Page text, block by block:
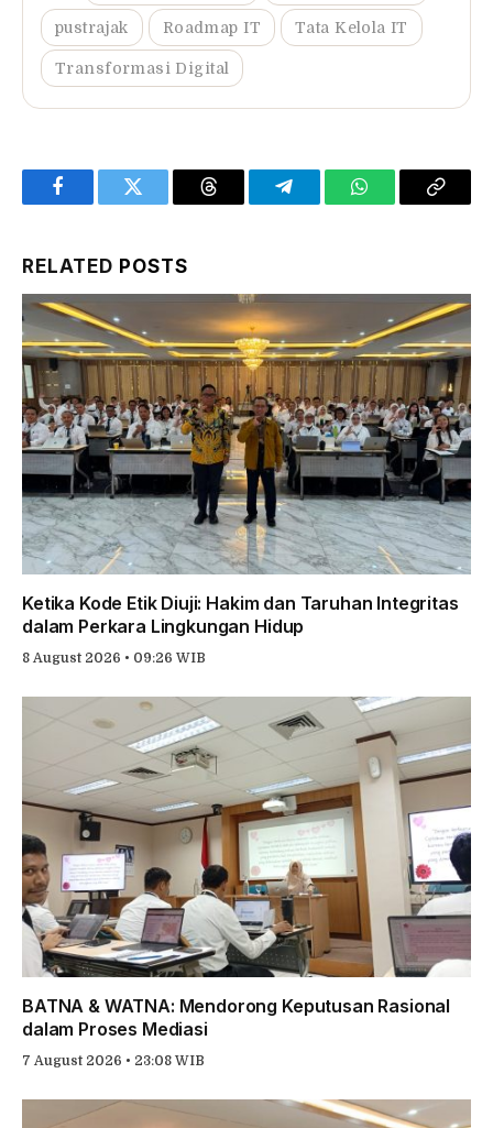
pustrajak Roadmap IT Tata Kelola IT
Transformasi Digital
FacebookTwitter Threads TelegramWhatsAppCopy
RELATED POSTS
Ketika Kode Etik Diuji: Hakim dan Taruhan Integritas
dalam Perkara Lingkungan Hidup
8 August 2026 • 09:26 WIB
BATNA & WATNA: Mendorong Keputusan Rasional
dalam Proses Mediasi
7 August 2026 • 23:08 WIB